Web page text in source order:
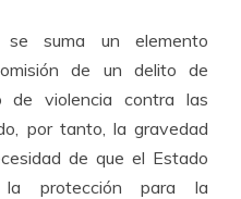
suma un elemento
de un delito de
de violencia contra las
por tanto, la gravedad
de que el Estado
protección para la